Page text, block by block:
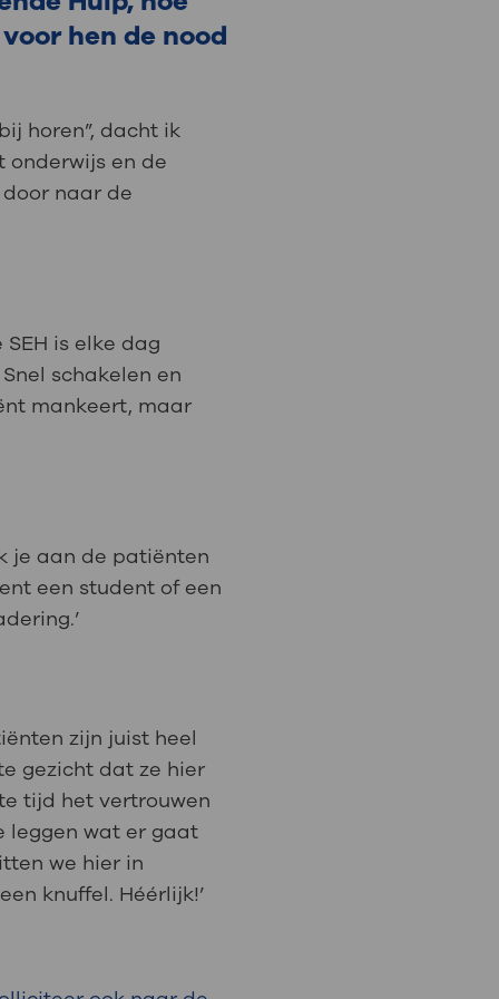
: naar uw dossier
hen de nood
horen”, dacht ik
onderwijs en de
door naar de
is elke dag
schakelen en
mankeert, maar
je aan de patiënten
een student of een
zijn juist heel
gezicht dat ze hier
tijd het vertrouwen
leggen wat er gaat
we hier in
knuffel. Héérlijk!’